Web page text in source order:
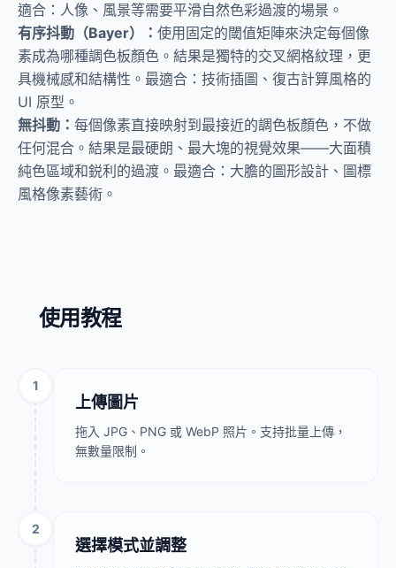
適合：人像、風景等需要平滑自然色彩過渡的場景。
有序抖動（Bayer）： 使用固定的閾值矩陣來決定每個像
素成為哪種調色板顏色。結果是獨特的交叉網格紋理，更
具機械感和結構性。最適合：技術插圖、復古計算風格的
UI 原型。
無抖動： 每個像素直接映射到最接近的調色板顏色，不做
任何混合。結果是最硬朗、最大塊的視覺效果——大面積
純色區域和鋭利的過渡。最適合：大膽的圖形設計、圖標
風格像素藝術。
使用教程
1
上傳圖片
拖入 JPG、PNG 或 WebP 照片。支持批量上傳，
無數量限制。
2
選擇模式並調整